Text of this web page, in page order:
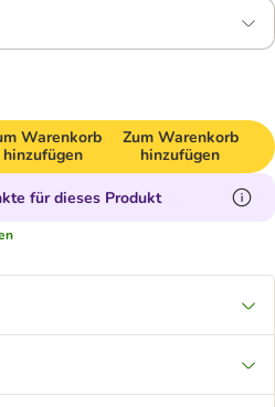
Warenkorb
hinzufügen
Zum Warenkorb
hinzufügen
für dieses Produkt